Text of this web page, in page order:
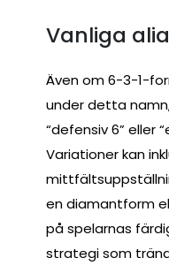
Vanliga
Även om 6-3-1-
under detta
“defensiv 6” eller
Variationer kan
en diamantform
på spelarnas
strategi som